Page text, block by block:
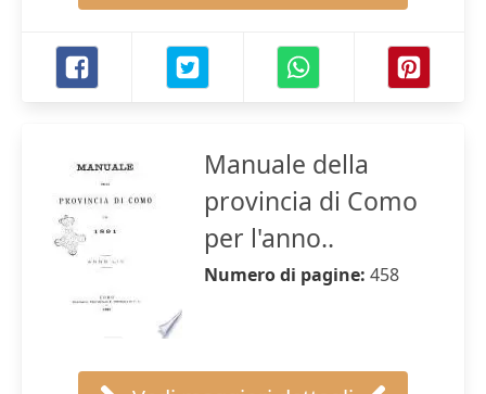
Manuale della
provincia di Como
per l'anno..
Numero di pagine: 458